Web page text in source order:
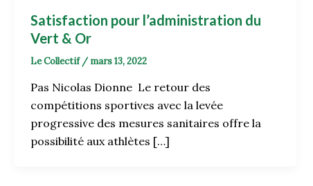
Satisfaction pour l’administration du
Vert & Or
Le Collectif / mars 13, 2022
Pas Nicolas Dionne Le retour des
compétitions sportives avec la levée
progressive des mesures sanitaires offre la
possibilité aux athlètes […]